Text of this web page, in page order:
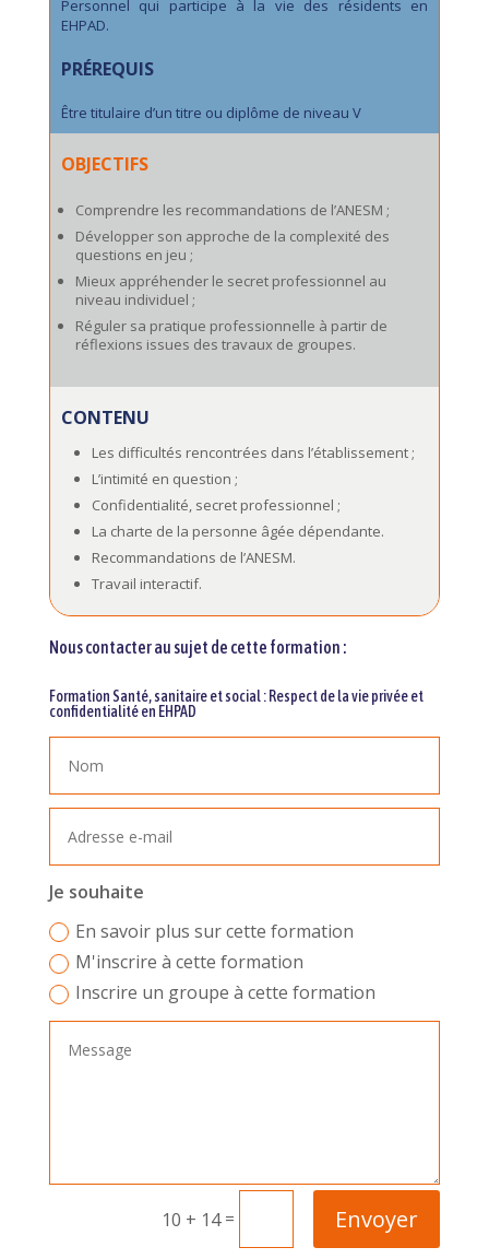
Personnel qui participe à la vie des résidents en
EHPAD.
PRÉREQUIS
Être titulaire d’un titre ou diplôme de niveau V
OBJECTIFS
Comprendre les recommandations de l’ANESM ;
Développer son approche de la complexité des
questions en jeu ;
Mieux appréhender le secret professionnel au
niveau individuel ;
Réguler sa pratique professionnelle à partir de
réflexions issues des travaux de groupes.
CONTENU
Les difficultés rencontrées dans l’établissement ;
L’intimité en question ;
Confidentialité, secret professionnel ;
La charte de la personne âgée dépendante.
Recommandations de l’ANESM.
Travail interactif.
Nous contacter au sujet de cette formation :
Formation Santé, sanitaire et social : Respect de la vie privée et
confidentialité en EHPAD
Je souhaite
En savoir plus sur cette formation
M'inscrire à cette formation
Inscrire un groupe à cette formation
10 + 14= Envoyer